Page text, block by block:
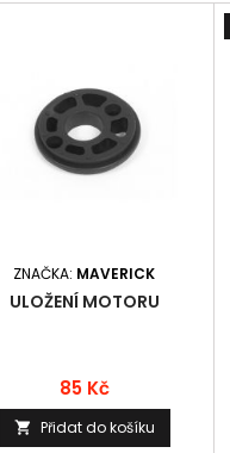
ZNAČKA: MAVERICK
ULOŽENÍ MOTORU
Cena
85 Kč
 Přidat do košíku